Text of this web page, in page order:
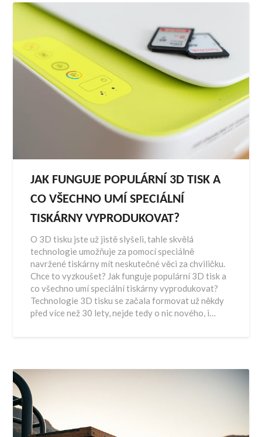
JAK FUNGUJE POPULÁRNÍ 3D TISK A
CO VŠECHNO UMÍ SPECIÁLNÍ
TISKÁRNY VYPRODUKOVAT?
O 3D tisku jste už jistě slyšeli, tahle skvělá
technologie umožňuje za pomocí speciálně
navržené tiskárny mít neskutečné věci za chviličku.
Chce to vyzkoušet? Jak funguje populární 3D tisk a
co všechno umí speciální tiskárny vyprodukovat?
Technologie 3D tisku se začala formovat už někdy
před více než 30 lety, nejde tedy o nic nového, i…